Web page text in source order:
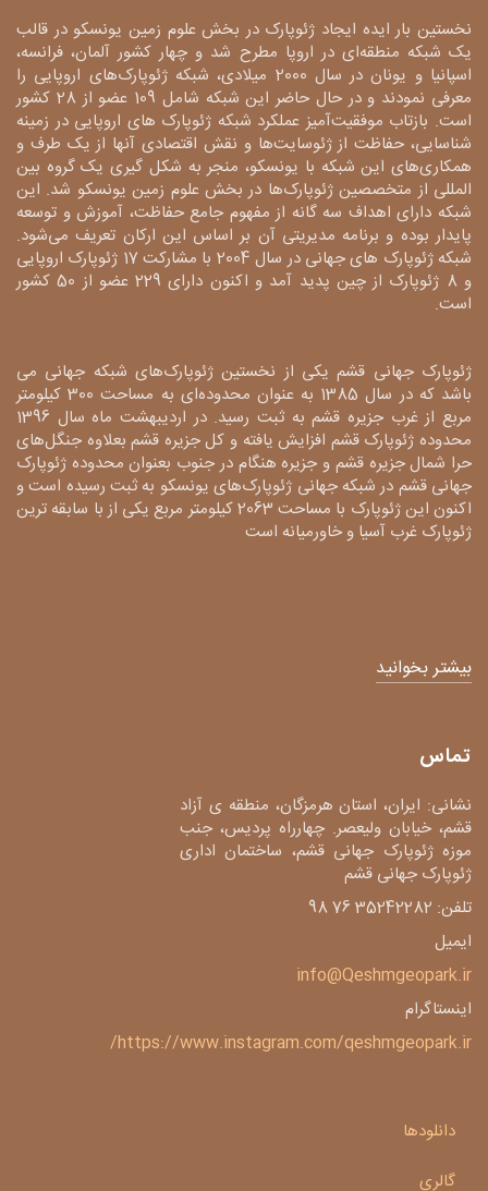
نخستین بار ایده ایجاد ژئوپارک در بخش علوم زمین یونسکو در قالب
یک شبکه منطقه‌ای در اروپا مطرح شد و چهار کشور آلمان، فرانسه،
اسپانیا و یونان در سال 2000 میلادی، شبکه ژئوپارک‌های اروپایی را
معرفی نمودند و در حال حاضر این شبکه شامل 109 عضو از 28 کشور
است. بازتاب موفقیت‌آمیز عملکرد شبکه ژئوپارک های اروپایی در زمینه
شناسایی، حفاظت از ژئوسایت‌ها و نقش اقتصادی آنها از یک طرف و
همکاری‌های این شبکه با یونسکو، منجر به شکل گیری یک گروه بین
المللی از متخصصین ژئوپارک‌ها در بخش علوم زمین یونسکو شد. این
شبکه دارای اهداف سه گانه از مفهوم جامع حفاظت، آموزش و توسعه
پایدار بوده و برنامه مدیریتی آن بر اساس این ارکان تعریف می‌شود.
شبکه ژئوپارک های جهانی در سال 2004 با مشارکت 17 ژئوپارک اروپایی
و 8 ژئوپارک از چین پدید آمد و اکنون دارای 229 عضو از 50 کشور
است.
ژئوپارک جهانی قشم یکی از نخستین ژئوپارک‌های شبکه جهانی می
باشد که در سال 1385 به عنوان محدوده‌ای به مساحت 300 کیلومتر
مربع از غرب جزیره قشم به ثبت رسید. در اردیبهشت ماه سال 1396
محدوده ژئوپارک قشم افزایش یافته و کل جزیره قشم بعلاوه جنگل‌های
حرا شمال جزیره قشم و جزیره هنگام در جنوب بعنوان محدوده ژئوپارک
جهانی قشم در شبکه جهانی ژئوپارک‌های یونسکو به ثبت رسیده است و
اکنون این ژئوپارک با مساحت 2063 کیلومتر مربع یکی از با سابقه ترین
ژئوپارک غرب آسیا و خاورمیانه است
بیشتر بخوانید
تماس
نشانی: ایران، استان هرمزگان، منطقه ی آزاد
قشم، خیابان ولیعصر. چهارراه پردیس، جنب
موزه ژئوپارک جهانی قشم، ساختمان اداری
ژئوپارک جهانی قشم
تلفن: 35242282 76 98
ایمیل
info@Qeshmgeopark.ir
اینستاگرام
https://www.instagram.com/qeshmgeopark.ir/
دانلودها
گالری